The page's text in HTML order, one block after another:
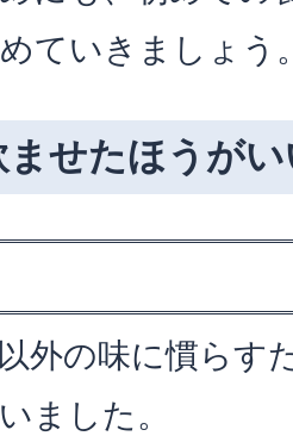
ていきましょう
ませたほうが
外の味に慣らす
ました。